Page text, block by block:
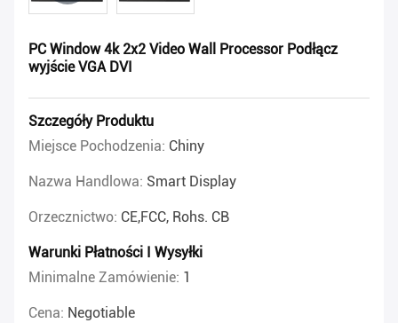
PC Window 4k 2x2 Video Wall Processor Podłącz
wyjście VGA DVI
Szczegóły Produktu
Miejsce Pochodzenia: Chiny
Nazwa Handlowa: Smart Display
Orzecznictwo: CE,FCC, Rohs. CB
Warunki Płatności I Wysyłki
Minimalne Zamówienie: 1
Cena: Negotiable